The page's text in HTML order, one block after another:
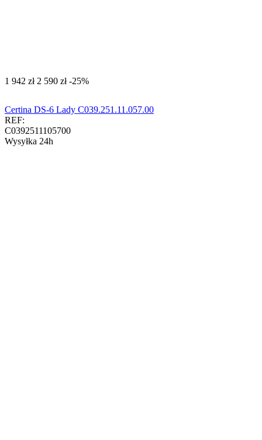
‍1 942‍ zł ‍2 590‍ zł -25%
Certina DS-6 Lady C039.251.11.057.00
REF:
C0392511105700
Wysyłka 24h